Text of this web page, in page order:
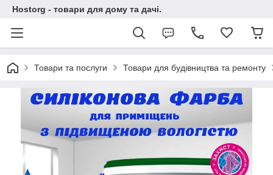
Hostorg - товари для дому та дачі.
Товари та послуги Товари для будівництва та ремонту